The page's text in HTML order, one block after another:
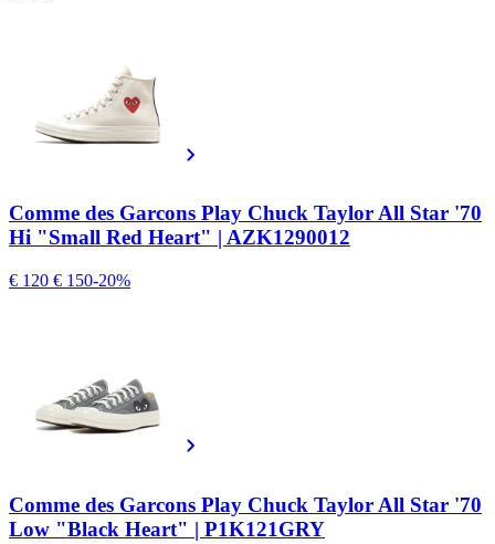
Comme des Garcons Play Chuck Taylor All Star '70
Hi "Small Red Heart" | AZK1290012
€ 120 € 150-20%
Comme des Garcons Play Chuck Taylor All Star '70
Low "Black Heart" | P1K121GRY